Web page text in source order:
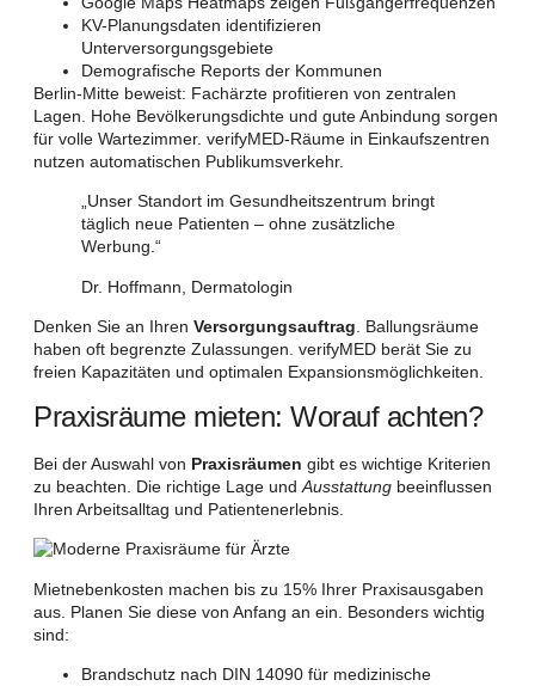
KV-Planungsdaten identifizieren
Unterversorgungsgebiete
Demografische Reports der Kommunen
Berlin-Mitte beweist: Fachärzte profitieren von zentralen
Lagen. Hohe Bevölkerungsdichte und gute Anbindung sorgen
für volle Wartezimmer. verifyMED-Räume in Einkaufszentren
nutzen automatischen Publikumsverkehr.
„Unser Standort im Gesundheitszentrum bringt
täglich neue Patienten – ohne zusätzliche
Werbung.“
Dr. Hoffmann, Dermatologin
Denken Sie an Ihren Versorgungsauftrag . Ballungsräume
haben oft begrenzte Zulassungen. verifyMED berät Sie zu
freien Kapazitäten und optimalen Expansionsmöglichkeiten.
Praxisräume mieten: Worauf achten?
Bei der Auswahl von Praxisräumen gibt es wichtige Kriterien
zu beachten. Die richtige Lage und Ausstattung beeinflussen
Ihren Arbeitsalltag und Patientenerlebnis.
Mietnebenkosten machen bis zu 15% Ihrer Praxisausgaben
aus. Planen Sie diese von Anfang an ein. Besonders wichtig
sind:
Brandschutz nach DIN 14090 für medizinische